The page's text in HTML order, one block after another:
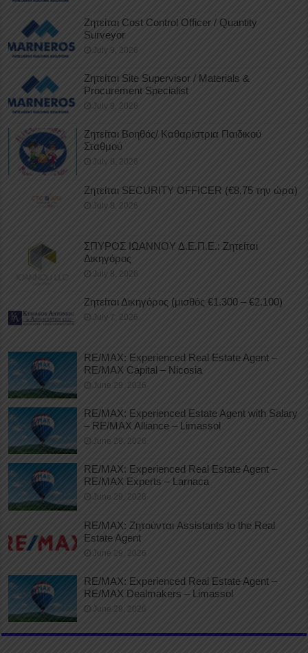
Ζητείται Cost Control Officer / Quantity
Surveyor
July 9, 2026
Ζητείται Site Supervisor / Materials &
Procurement Specialist
July 9, 2026
Ζητείται Βοηθός/ Καθαρίστρια Παιδικού
Σταθμού
July 8, 2026
Ζητείται SECURITY OFFICER (€8,75 την ώρα)
July 8, 2026
ΣΠΥΡΟΣ ΙΩΑΝΝΟΥ Δ.Ε.Π.Ε.: Ζητείται
Δικηγόρος
July 8, 2026
Ζητείται Δικηγόρος (μισθός €1.300 – €2.100)
July 7, 2026
RE/MAX: Experienced Real Estate Agent –
RE/MAX Capital – Nicosia
June 29, 2026
RE/MAX: Experienced Estate Agent with Salary
– RE/MAX Alliance – Limassol
June 29, 2026
RE/MAX: Experienced Real Estate Agent –
RE/MAX Experts – Larnaca
June 29, 2026
RE/MAX: Ζητούνται Assistants to the Real
Estate Agent
June 29, 2026
RE/MAX: Experienced Real Estate Agent –
RE/MAX Dealmakers – Limassol
June 29, 2026